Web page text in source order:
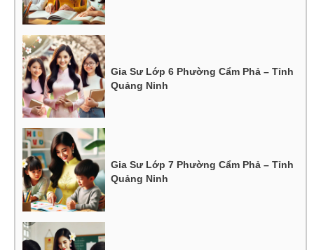
Gia Sư Lớp 6 Phường Cẩm Phả – Tỉnh
Quảng Ninh
Gia Sư Lớp 7 Phường Cẩm Phả – Tỉnh
Quảng Ninh